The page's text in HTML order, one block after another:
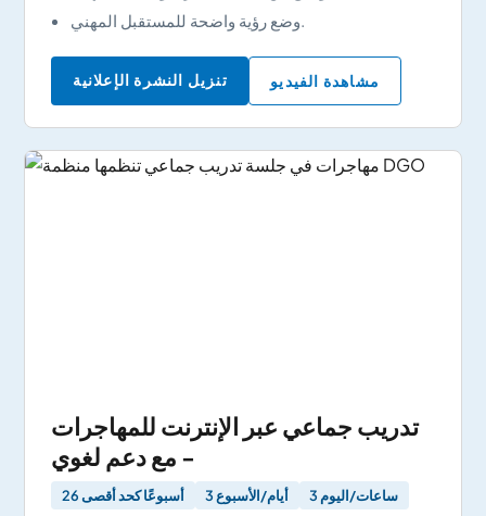
وضع رؤية واضحة للمستقبل المهني.
تنزيل النشرة الإعلانية مشاهدة الفيديو
تدريب جماعي عبر الإنترنت للمهاجرات
- مع دعم لغوي
26 أسبوعًا كحد أقصى 3 أيام/الأسبوع 3 ساعات/اليوم